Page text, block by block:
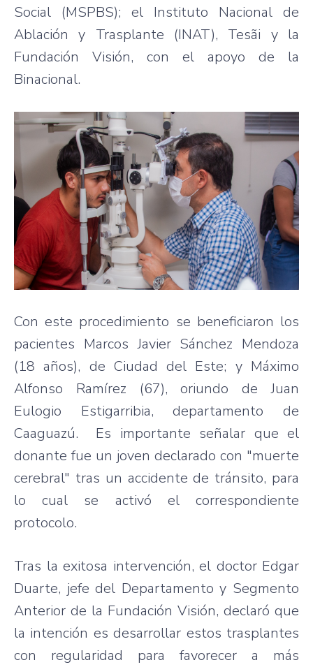
Social (MSPBS); el Instituto Nacional de
Ablación y Trasplante (INAT), Tesãi y la
Fundación Visión, con el apoyo de la
Binacional.
Con este procedimiento se beneficiaron los
pacientes Marcos Javier Sánchez Mendoza
(18 años), de Ciudad del Este; y Máximo
Alfonso Ramírez (67), oriundo de Juan
Eulogio Estigarribia, departamento de
Caaguazú. Es importante señalar que el
donante fue un joven declarado con "muerte
cerebral" tras un accidente de tránsito, para
lo cual se activó el correspondiente
protocolo.
Tras la exitosa intervención, el doctor Edgar
Duarte, jefe del Departamento y Segmento
Anterior de la Fundación Visión, declaró que
la intención es desarrollar estos trasplantes
con regularidad para favorecer a más